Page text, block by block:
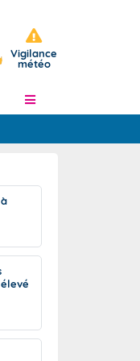
Vigilance
météo
à J+7
l'échelle